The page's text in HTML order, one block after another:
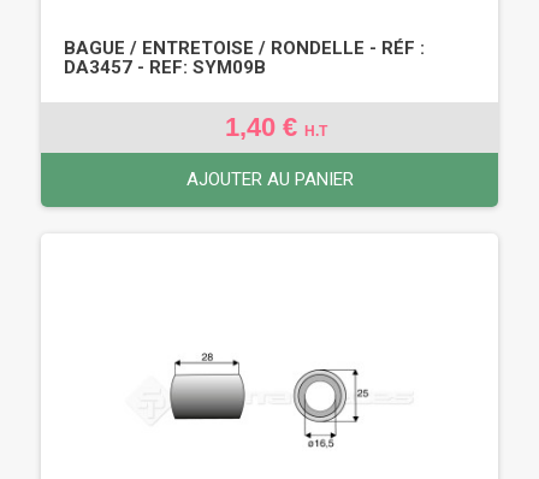
BAGUE / ENTRETOISE / RONDELLE - RÉF :
DA3457 - REF: SYM09B
1,40 € H.T
AJOUTER AU PANIER